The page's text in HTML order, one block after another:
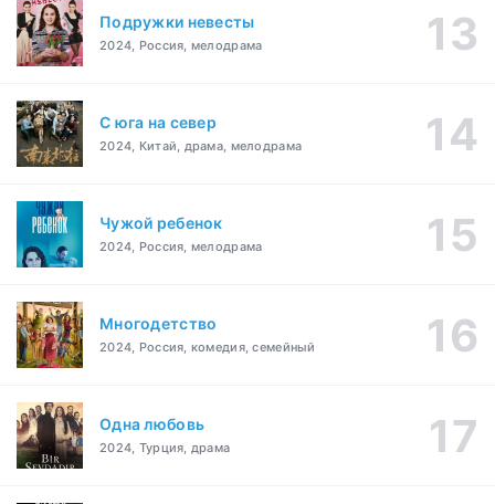
Подружки невесты
2024, Россия, мелодрама
С юга на север
2024, Китай, драма, мелодрама
Чужой ребенок
2024, Россия, мелодрама
Многодетство
2024, Россия, комедия, семейный
Одна любовь
2024, Турция, драма